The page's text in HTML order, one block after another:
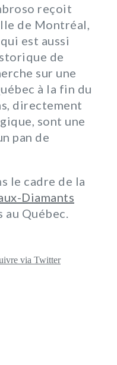
reçoit
de Montréal,
est aussi
de
sur une
à la fin du
directement
sont une
pan de
le cadre de la
Diamants
au Québec.